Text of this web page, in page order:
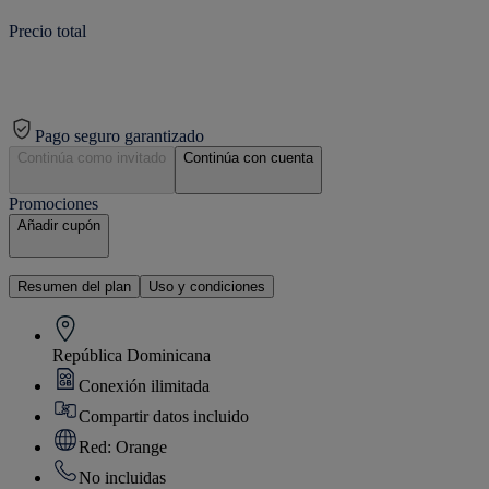
Precio total
Pago seguro garantizado
Continúa como invitado Continúa con cuenta
Promociones
Añadir cupón
Resumen del plan Uso y condiciones
República Dominicana
Conexión ilimitada
Compartir datos incluido
Red: Orange
No incluidas